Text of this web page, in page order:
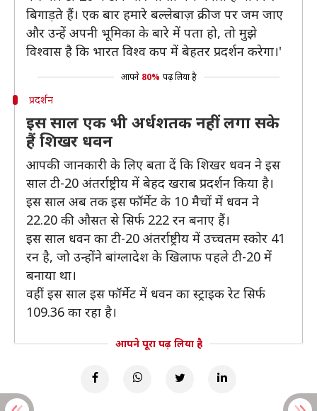
बिगाड़ते हैं। एक बार हमारे बल्‍लेबाज़ क्रीज पर जम जाए
और उन्‍हें अपनी भूमिका के बारे में पता हो, तो मुझे
विश्‍वास है कि भारत विश्‍व कप में बेहतर प्रदर्शन करेगा।'
आपने 80% पढ़ लिया है
प्रदर्शन
इस साल एक भी अर्धशतक नहीं लगा सके
हैं शिखर धवन
आपकी जानकारी के लिए बता दें कि शिखर धवन ने इस
साल टी-20 अंतर्राष्ट्रीय में बेहद खराब प्रदर्शन किया है।
इस साल अब तक इस फॉर्मेट के 10 मैचों में धवन ने
22.20 की औसत से सिर्फ 222 रन बनाए हैं।
इस साल धवन का टी-20 अंतर्राष्ट्रीय में उच्चतम स्कोर 41
रन है, जो उन्होंने बांग्लादेश के खिलाफ पहले टी-20 में
बनाया था।
वहीं इस साल इस फॉर्मेट में धवन का स्ट्राइक रेट सिर्फ
109.36 का रहा है।
आपने पूरा पढ़ लिया है